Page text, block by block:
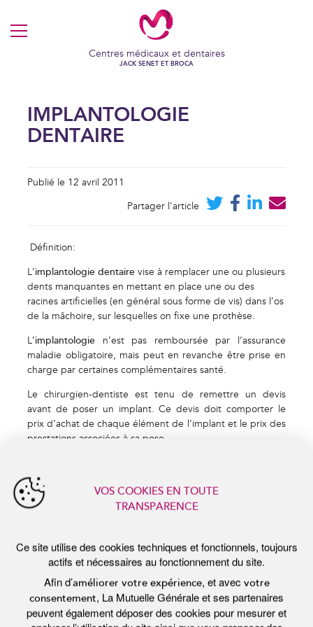
MENU
Centres médicaux et dentaires
JACK SENET ET BROCA
IMPLANTOLOGIE
DENTAIRE
Publié le 12 avril 2011
Partager l'article
Définition:
L’implantologie dentairevise à remplacer une ou plusieurs
dents manquantes en mettant en place une ou des
racines artificielles (en général sous forme de vis) dans l’os
de la mâchoire, sur lesquelles on fixe une prothèse.
L’implantologie n’est pas remboursée par l’assurance
maladie obligatoire, mais peut en revanche être prise en
charge par certaines complémentaires santé.
Le chirurgien-dentiste est tenu de remettre un devis
avant de poser un implant. Ce devis doit comporter le
prix d’achat de chaque élément de l‘implant et le prix des
prestations associées à sa pose.
actualités récentes
TRANSPARENCE
Ce site utilise des cookies techniques et fonctionnels, toujours
actifs et nécessaires au fonctionnement du site.
améliorer votre expérience
consentement, La Mutuelle Générale et ses partenaires
peuvent également déposer des cookies pour mesurer et
analyser l’utilisation du site ainsi que vous proposer des
contenus adaptés à vos centres d’intérêts.
Vous pouvez à tout momentpersonnaliser ou modifier votre
Tout accepter
Tout refuser